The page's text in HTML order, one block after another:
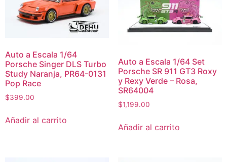
Auto a Escala 1/64
Porsche Singer DLS Turbo
Study Naranja, PR64-0131
Pop Race
$399.00
Añadir al carrito
Auto a Escala 1/64 Set
Porsche SR 911 GT3 Roxy
y Rexy Verde – Rosa,
SR64004
$1,199.00
Añadir al carrito